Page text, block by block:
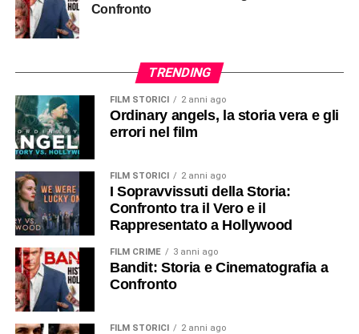
Confronto
TRENDING
FILM STORICI 2 anni ago
Ordinary angels, la storia vera e gli
errori nel film
FILM STORICI 2 anni ago
I Sopravvissuti della Storia:
Confronto tra il Vero e il
Rappresentato a Hollywood
FILM CRIME 3 anni ago
Bandit: Storia e Cinematografia a
Confronto
FILM STORICI 2 anni ago